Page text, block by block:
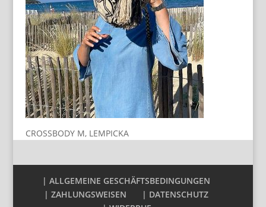
CROSSBODY M, LEMPICKA
| ALLGEMEINE GESCHÄFTSBEDINGUNGEN
| ZAHLUNGSWEISEN
| DATENSCHUTZ